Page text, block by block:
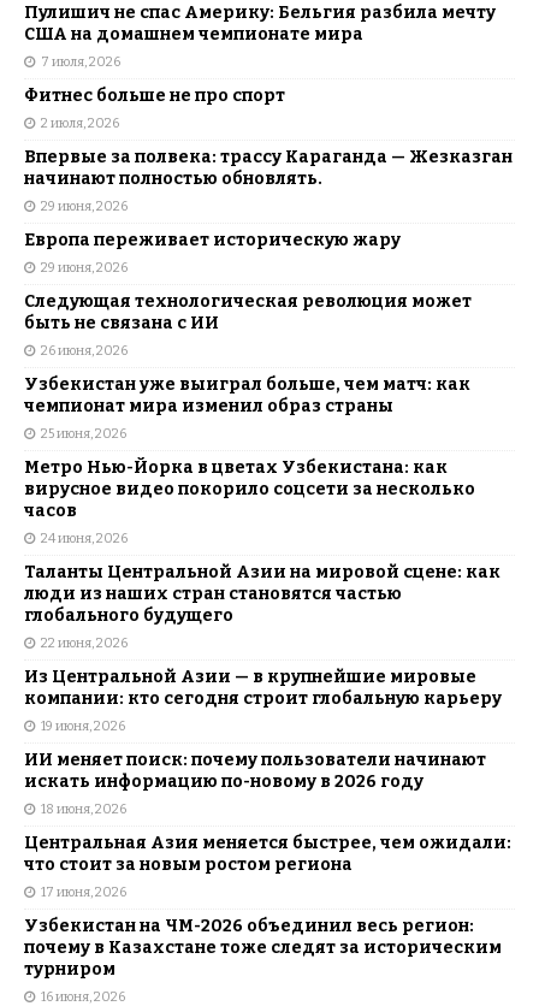
Пулишич не спас Америку: Бельгия разбила мечту
США на домашнем чемпионате мира
7 июля, 2026
Фитнес больше не про спорт
2 июля, 2026
Впервые за полвека: трассу Караганда — Жезказган
начинают полностью обновлять.
29 июня, 2026
Европа переживает историческую жару
29 июня, 2026
Следующая технологическая революция может
быть не связана с ИИ
26 июня, 2026
Узбекистан уже выиграл больше, чем матч: как
чемпионат мира изменил образ страны
25 июня, 2026
Метро Нью-Йорка в цветах Узбекистана: как
вирусное видео покорило соцсети за несколько
часов
24 июня, 2026
Таланты Центральной Азии на мировой сцене: как
люди из наших стран становятся частью
глобального будущего
22 июня, 2026
Из Центральной Азии — в крупнейшие мировые
компании: кто сегодня строит глобальную карьеру
19 июня, 2026
ИИ меняет поиск: почему пользователи начинают
искать информацию по-новому в 2026 году
18 июня, 2026
Центральная Азия меняется быстрее, чем ожидали:
что стоит за новым ростом региона
17 июня, 2026
Узбекистан на ЧМ-2026 объединил весь регион:
почему в Казахстане тоже следят за историческим
турниром
16 июня, 2026